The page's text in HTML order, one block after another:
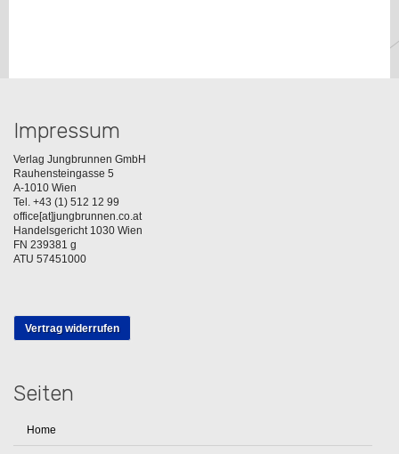
Impressum
Verlag Jungbrunnen GmbH
Rauhensteingasse 5
A-1010 Wien
Tel. +43 (1) 512 12 99
office[at]jungbrunnen.co.at
Handelsgericht 1030 Wien
FN 239381 g
ATU 57451000
Vertrag widerrufen
Seiten
Home